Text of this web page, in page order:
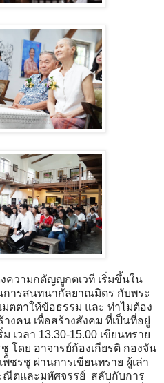
ความกตัญญูกตเวที เริ่มขึ้นใน
นการสนทนากัลยาณมิตร กับพระ
ตตาให้ข้อธรรม และ ทำไมต้อง
งคน เพื่อสร้างสังคม ที่เป็นที่อยู่
เวลา 13.30-15.00 เขียนทราย
โดย อาจารย์ก้องเกียรติ กองจัน
ชรชู ผ่านการเขียนทราย ผู้เล่า
ณีตและมหัศจรรย์ สลับกับการ